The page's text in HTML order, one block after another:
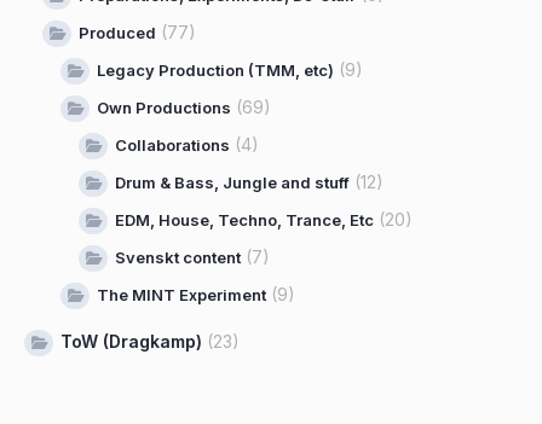
Produced (77)
Legacy Production (TMM, etc) (9)
Own Productions (69)
Collaborations (4)
Drum & Bass, Jungle and stuff (12)
EDM, House, Techno, Trance, Etc (20)
Svenskt content (7)
The MINT Experiment (9)
ToW (Dragkamp) (23)